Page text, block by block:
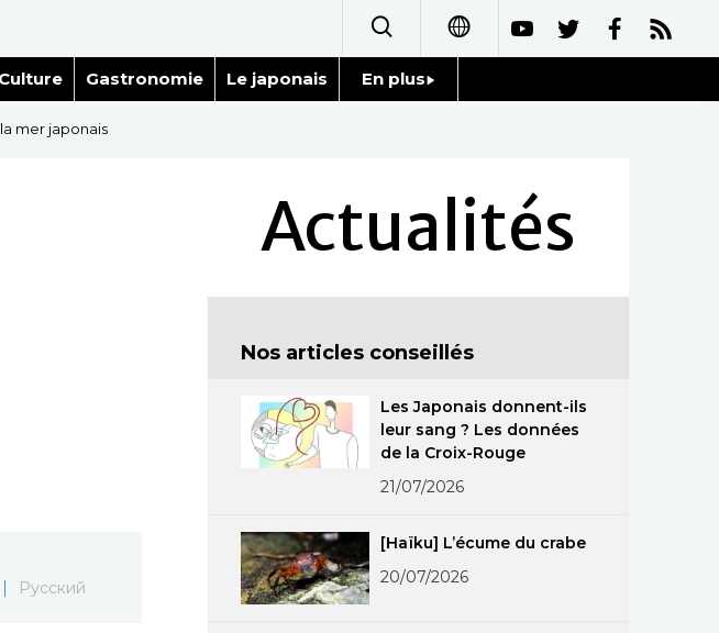
简体字
繁體字
العربية
Русский
Culture Gastronomie Le japonais En plus
Personnages
Chroniques
Images
Vidéos
Tokyo
mer japonais
Русский
Actualités
Nos articles conseillés
Les Japonais donnent-ils
leur sang ? Les données
de la Croix-Rouge
21/07/2026
[Haïku] L’écume du crabe
20/07/2026